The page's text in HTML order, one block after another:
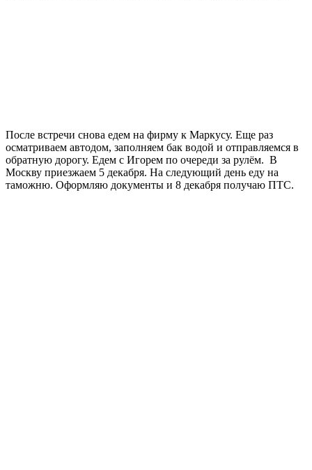
После встречи снова едем на фирму к Маркусу. Еще раз
осматриваем автодом, заполняем бак водой и отправляемся в
обратную дорогу. Едем с Игорем по очереди за рулём. В
Москву приезжаем 5 декабря. На следующий день еду на
таможню. Оформляю документы и 8 декабря получаю ПТС.